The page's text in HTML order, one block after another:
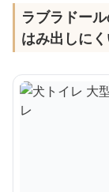
ラブラドー
はみ出しに